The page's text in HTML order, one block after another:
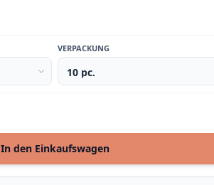
VERPACKUNG
In den Einkaufswagen